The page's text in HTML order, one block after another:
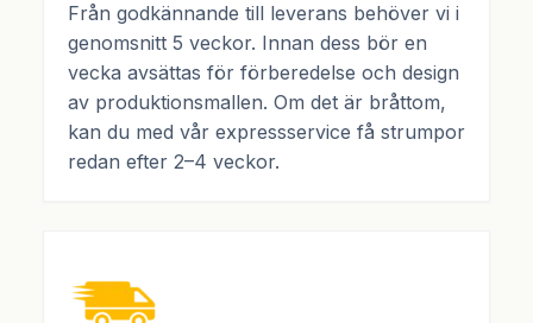
Från godkännande till leverans behöver vi i
genomsnitt 5 veckor. Innan dess bör en
vecka avsättas för förberedelse och design
av produktionsmallen. Om det är bråttom,
kan du med vår expressservice få strumpor
redan efter 2–4 veckor.